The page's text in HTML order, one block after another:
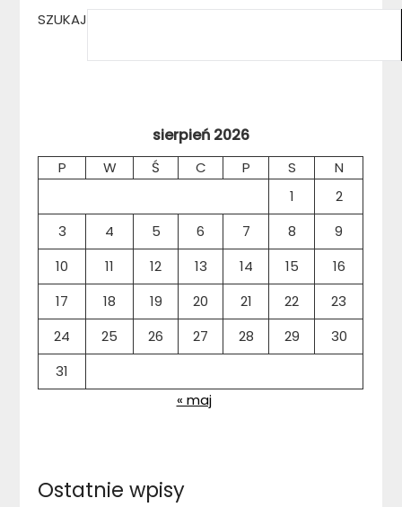
SZUKAJ
sierpień 2026
P W Ś C P S
N
1
2
3
4 5 6 7 8
9
10
11 12 13 14 15
16
17
18 19 20 21 22
23
24
25 26 27 28 29
30
31
« maj
Ostatnie wpisy